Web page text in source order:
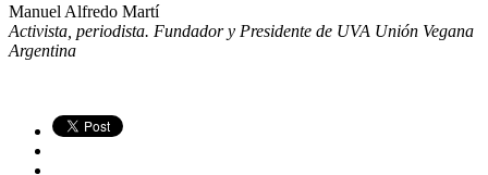
Manuel Alfredo Martí
Activista, periodista. Fundador y Presidente de UVA Unión Vegana
Argentina